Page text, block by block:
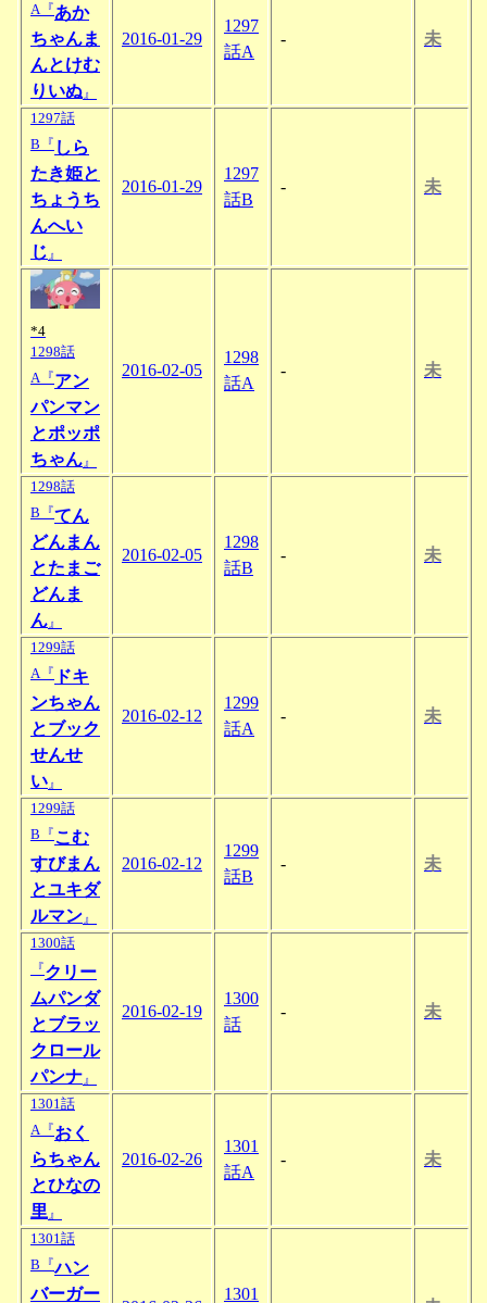
A『あか
ちゃんま
んとけむ
りいぬ 』
2016-01-29
1297
話A
- 未
1297話
B『 しら
たき姫と
ちょうち
んへい
じ 』
2016-01-29
1297
話B
- 未
*4
1298話
A『アン
パンマン
とポッポ
ちゃん 』
2016-02-05
1298
話A
- 未
1298話
B『てん
どんまん
とたまご
どんま
ん 』
2016-02-05
1298
話B
- 未
1299話
A『 ドキ
ンちゃん
とブック
せんせ
い 』
2016-02-12
1299
話A
- 未
1299話
B『こむ
すびまん
とユキダ
ルマン 』
2016-02-12
1299
話B
- 未
1300話
『クリー
ムパンダ
とブラッ
クロール
パンナ 』
2016-02-19
1300
話
- 未
1301話
A『おく
らちゃん
とひなの
里 』
2016-02-26
1301
話A
- 未
1301話
B『ハン
バーガー
1301